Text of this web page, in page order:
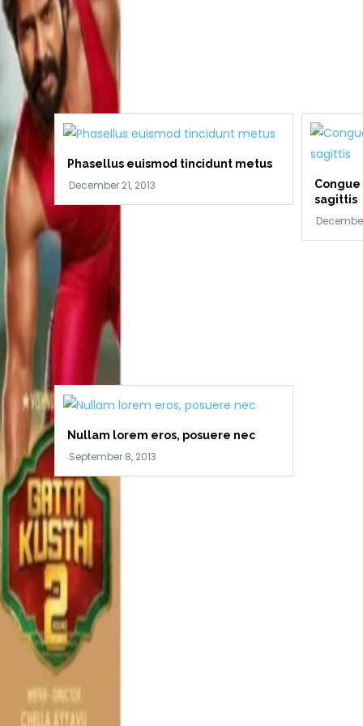
Phasellus euismod tincidunt metus
sagittis
Nullam lorem eros, posuere nec
Posts